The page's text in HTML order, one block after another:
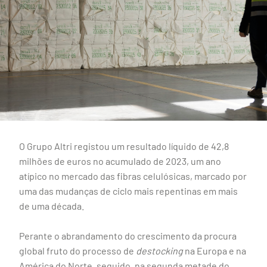
O Grupo Altri registou um resultado líquido de 42,8
milhões de euros no acumulado de 2023, um ano
atípico no mercado das fibras celulósicas, marcado por
uma das mudanças de ciclo mais repentinas em mais
de uma década.
Perante o abrandamento do crescimento da procura
global fruto do processo de destockingna Europa e na